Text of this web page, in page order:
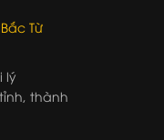
Từ
lý
thành